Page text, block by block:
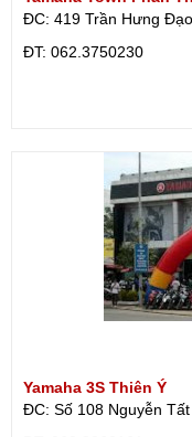
ĐC: 419 Trần Hưng
ÐT: 062.3750230
Yamaha 3S Thiên Ý
ĐC: Số 108 Nguyễn